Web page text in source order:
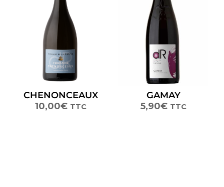
CHENONCEAUX
10,00€ TTC
GAMAY
5,90€ TTC